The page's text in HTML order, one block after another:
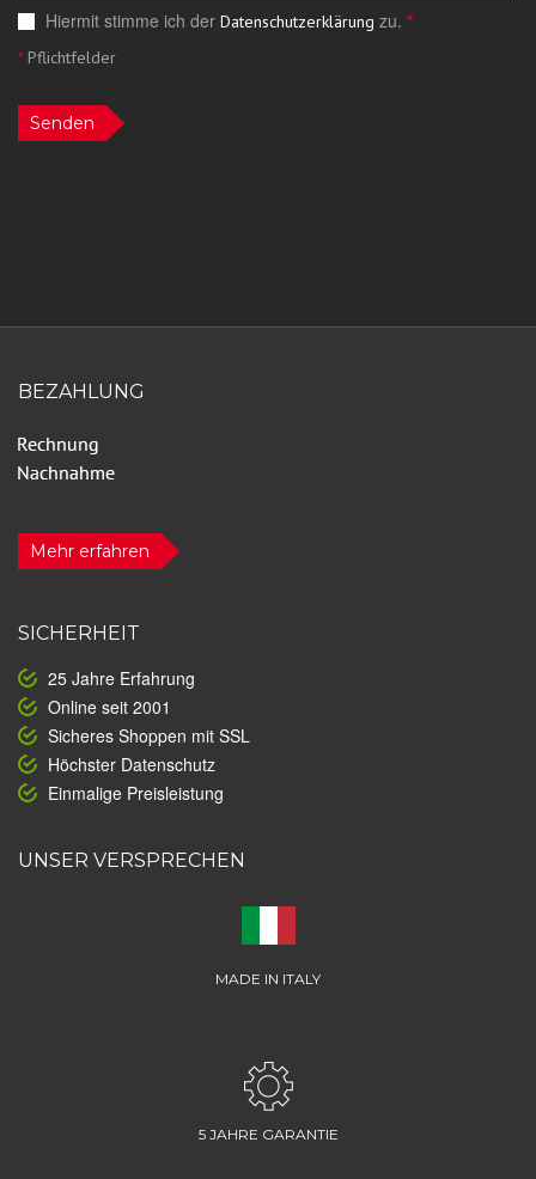
Hiermit stimme ich der Datenschutzerklärung zu. *
*Pflichtfelder
Senden
BEZAHLUNG
Mehr erfahren
SICHERHEIT
25 Jahre Erfahrung
Online seit 2001
Sicheres Shoppen mit SSL
Höchster Datenschutz
Einmalige Preisleistung
UNSER VERSPRECHEN
MADE IN ITALY
5 JAHRE GARANTIE